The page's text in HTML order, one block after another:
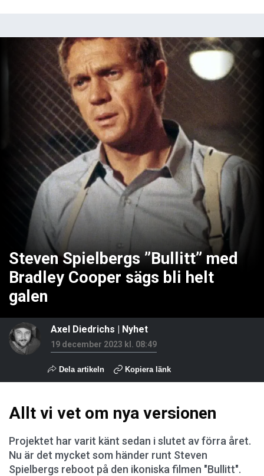
Steven Spielbergs ”Bullitt” med
Bradley Cooper sägs bli helt
galen
Axel Diedrichs | Nyhet
19 december 2023 kl. 08:49
Dela artikeln Kopiera länk
Allt vi vet om nya versionen
Projektet har varit känt sedan i slutet av förra året.
Nu är det mycket som händer runt Steven
Spielbergs reboot på den ikoniska filmen "Bullitt".